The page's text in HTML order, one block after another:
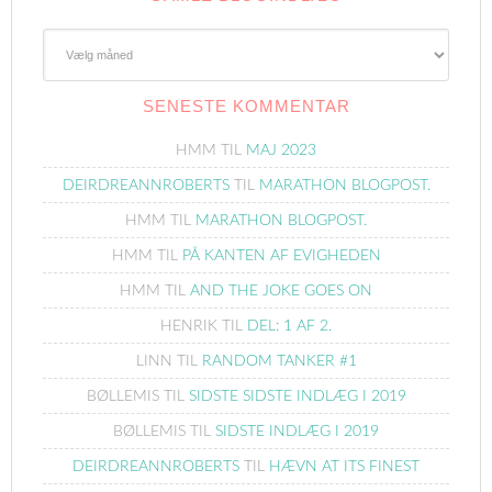
SENESTE KOMMENTAR
HMM TIL MAJ 2023
DEIRDREANNROBERTSTIL MARATHON BLOGPOST.
HMM TIL MARATHON BLOGPOST.
HMM TIL PÅ KANTEN AF EVIGHEDEN
HMM TIL AND THE JOKE GOES ON
HENRIK TIL DEL: 1 AF 2.
LINN TIL RANDOM TANKER #1
BØLLEMISTIL SIDSTE SIDSTE INDLÆG I 2019
BØLLEMIS TIL SIDSTE INDLÆG I 2019
DEIRDREANNROBERTS TIL HÆVN AT ITS FINEST